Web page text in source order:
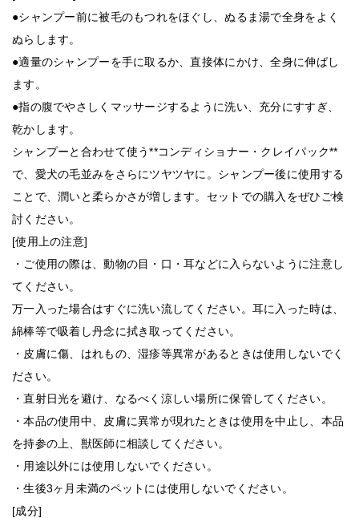
●シャンプー前に被毛のもつれをほぐし、ぬるま湯で全身をよく
ぬらします。
●適量のシャンプーを手に取るか、直接体にかけ、全身に伸ばし
ます。
●指の腹でやさしくマッサージするように洗い、充分にすすぎ、
乾かします。
シャンプーと合わせて使う**コンディショナー・クレイパック**
で、愛犬の毛並みをさらにツヤツヤに。シャンプー後に使用する
ことで、潤いと柔らかさが増します。セットでの購入をぜひご検
討ください。
[使用上の注意]
・ご使用の際は、動物の目・口・耳などに入らないように注意し
てください。
万一入った場合はすぐに洗い流してください。耳に入った時は、
綿棒等で吸着し丹念に拭き取ってください。
・皮膚に傷、はれもの、湿疹等異常があるときは使用しないでく
ださい。
・直射日光を避け、なるべく涼しい場所に保管してください。
・本品の使用中、皮膚に異常が現れたときは使用を中止し、本品
を持参の上、獣医師に相談してください。
・用途以外には使用しないでください。
・生後3ヶ月未満のペットには使用しないでください。
[成分]